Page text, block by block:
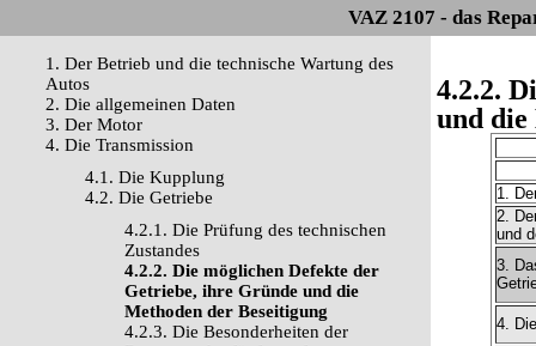
VAZ 2107 - das
1. Der Betrieb und die technische Wartung des
Autos
2. Die allgemeinen Daten
3. Der Motor
4. Die Transmission
4.1. Die Kupplung
4.2. Die Getriebe
4.2.1. Die Prüfung des technischen
Zustandes
4.2.2. Die möglichen Defekte der
Getriebe, ihre Gründe und die
Methoden der Beseitigung
4.2.3. Die Besonderheiten der
4.2.2.
und die
1.
2.
und
3.
4.